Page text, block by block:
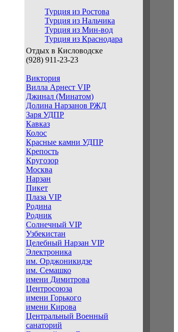
Турция из Ростова
Турция из Нальчика
Турция из Мин-вод
Турция из Краснодара
Отдых в Кисловодске
(928) 911-23-23
Виктория
Вилла Арнест VIP
Джинал (Минатом)
Долина Нарзанов РЖД
Заря УДПР
Кавказ
Колос
Красные камни УДПР
Крепость
Кругозор
Москва
Нарзан
Пикет
Плаза VIP
Родина
Родник
Солнечный VIP
Узбекистан
Целебный Нарзан VIP
Электроника
им. Орджоникидзе
им. Семашко
имени Димитрова
Центросоюза
имени Горького
имени Кирова
Центральный Военный
санаторий